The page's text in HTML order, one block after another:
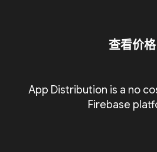
查看价格
App Distribution is a no
Firebase